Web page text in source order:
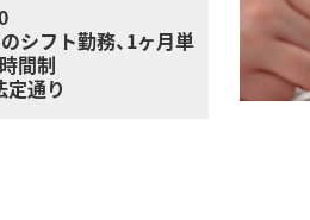
シフト勤務、1ヶ月単
間制
定通り